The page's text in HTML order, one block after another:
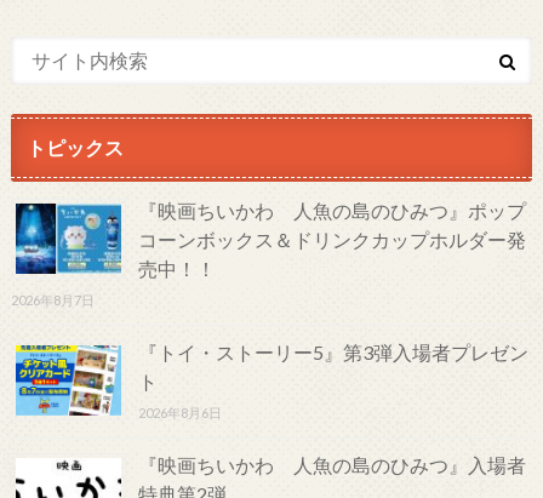
トピックス
『映画ちいかわ 人魚の島のひみつ』ポップ
コーンボックス＆ドリンクカップホルダー発
売中！！
2026年8月7日
『トイ・ストーリー5』第3弾入場者プレゼン
ト
2026年8月6日
『映画ちいかわ 人魚の島のひみつ』入場者